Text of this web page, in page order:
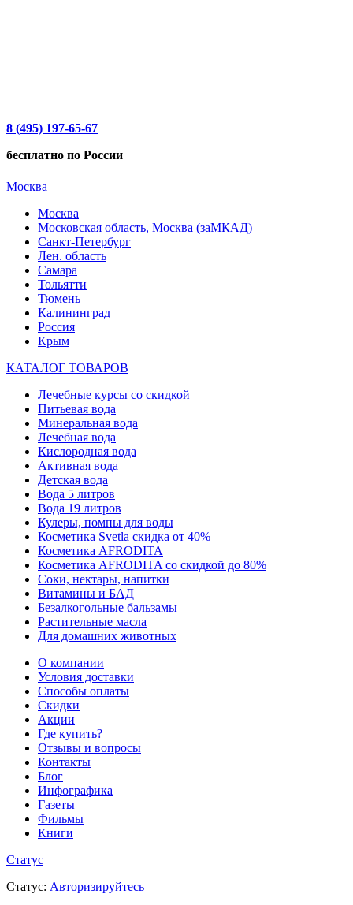
8 (495) 197-65-67
бесплатно по России
Москва
Москва
Московская область, Москва (заМКАД)
Санкт-Петербург
Лен. область
Самара
Тольятти
Тюмень
Калининград
Россия
Крым
КАТАЛОГ ТОВАРОВ
Лечебные курсы со скидкой
Питьевая вода
Минеральная вода
Лечебная вода
Кислородная вода
Активная вода
Детская вода
Вода 5 литров
Вода 19 литров
Кулеры, помпы для воды
Косметика Svetla скидка от 40%
Косметика AFRODITA
Косметика AFRODITA со скидкой до 80%
Соки, нектары, напитки
Витамины и БАД
Безалкогольные бальзамы
Растительные масла
Для домашних животных
О компании
Условия доставки
Способы оплаты
Скидки
Акции
Где купить?
Отзывы и вопросы
Контакты
Блог
Инфографика
Газеты
Фильмы
Книги
Статус
Статус: Авторизируйтесь